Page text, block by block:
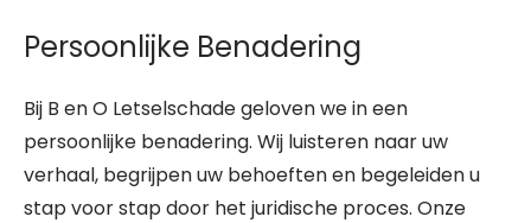
Persoonlijke Benadering
Bij B en O Letselschade geloven we in een
persoonlijke benadering. Wij luisteren naar uw
verhaal, begrijpen uw behoeften en begeleiden u
stap voor stap door het juridische proces. Onze